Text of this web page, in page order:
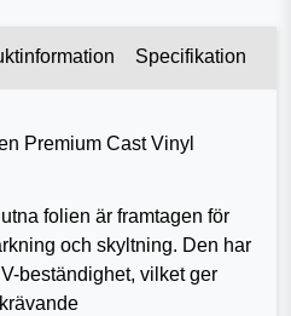
Specifikation
Premium Cast Vinyl
folien är framtagen för
och skyltning. Den har
beständighet, vilket ger